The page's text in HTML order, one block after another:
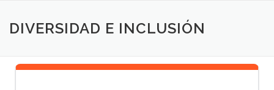
contenido
DIVERSIDAD E INCLUSIÓN